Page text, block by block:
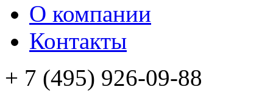
О компании
Контакты
+ 7 (495) 926-09-88